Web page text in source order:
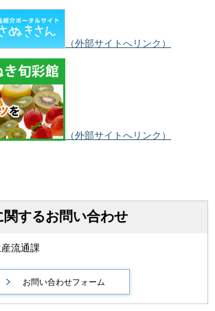
（外部サイトへリンク）
（外部サイトへリンク）
関するお問い合わせ
流通課